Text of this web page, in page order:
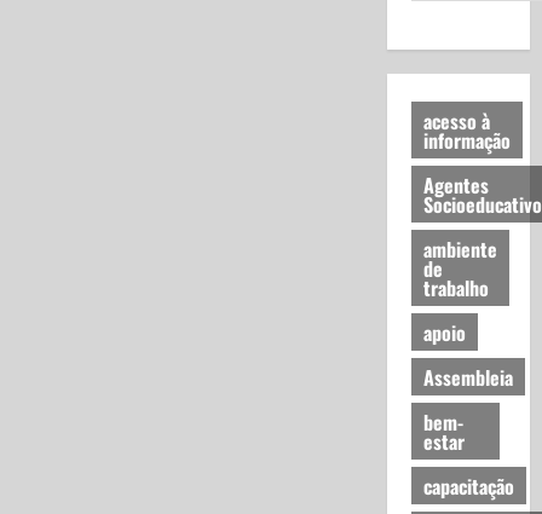
acesso à
informação
Agentes
ambiente
de
trabalho
apoio
Assembleia
bem-
estar
capacitação